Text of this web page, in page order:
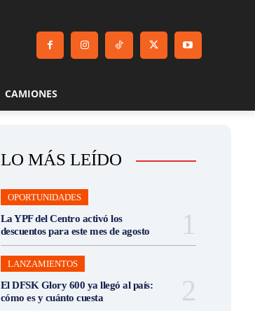
CAMIONES
LO MÁS LEÍDO
OPORTUNIDADES
La YPF del Centro activó los
descuentos para este mes de agosto
LANZAMIENTOS
El DFSK Glory 600 ya llegó al país:
cómo es y cuánto cuesta